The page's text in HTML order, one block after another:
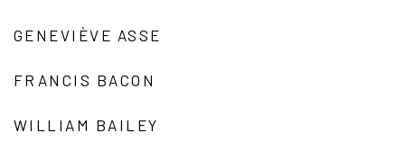
GENEVIÈVE ASSE
FRANCIS BACON
WILLIAM BAILEY